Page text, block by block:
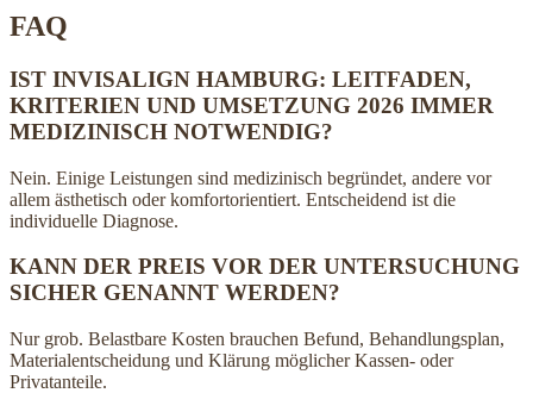
FAQ
IST INVISALIGN HAMBURG: LEITFADEN,
KRITERIEN UND UMSETZUNG 2026 IMMER
MEDIZINISCH NOTWENDIG?
Nein. Einige Leistungen sind medizinisch begründet, andere vor
allem ästhetisch oder komfortorientiert. Entscheidend ist die
individuelle Diagnose.
KANN DER PREIS VOR DER UNTERSUCHUNG
SICHER GENANNT WERDEN?
Nur grob. Belastbare Kosten brauchen Befund, Behandlungsplan,
Materialentscheidung und Klärung möglicher Kassen- oder
Privatanteile.